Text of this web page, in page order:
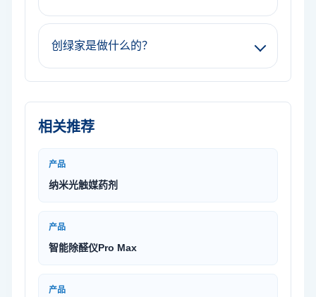
创绿家是做什么的？
相关推荐
产品
纳米光触媒药剂
产品
智能除醛仪Pro Max
产品